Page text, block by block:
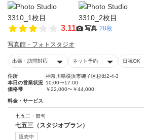
3.11 写真 28枚
写真館・フォトスタジオ
出張・訪問対応 ネット予約 日祝OK
住所
神奈川県横浜市磯子区杉田2-4-3
本日の営業状況 10:00〜17:00
価格帯
￥22,000〜￥44,000
料金・サービス
七五三・節句
七五三（スタジオプラン）
販売中